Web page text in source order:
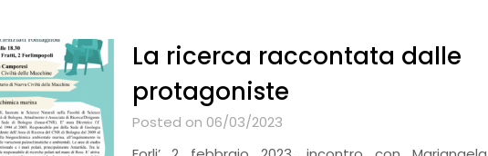
La ricerca raccontata dalle
protagoniste
Posted on 06/03/2023